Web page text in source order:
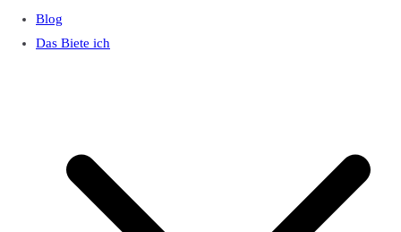
Blog
Das Biete ich